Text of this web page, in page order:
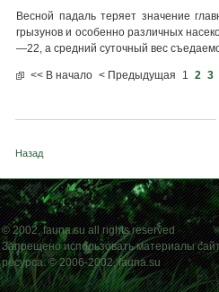
Весной падаль теряет значение
грызунов и особенно различных
—22, а средний суточный вес
<< В начало < Предыдущая 1 2 3
Назад
© 2002, fauna.su all rights reserved
Запрещено использовать материалы
ресурса. © 2006-2002, fauna.su